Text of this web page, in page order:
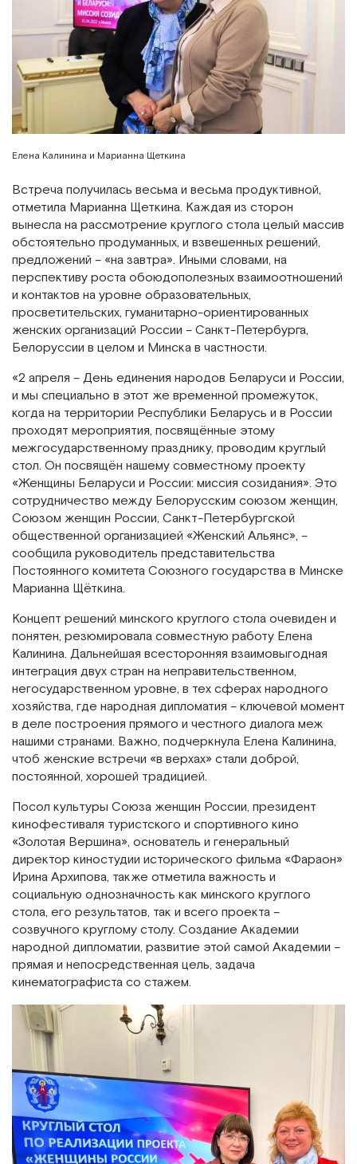
Елена Калинина и Марианна Щеткина
Встреча получилась весьма и весьма продуктивной,
отметила Марианна Щеткина. Каждая из сторон
вынесла на рассмотрение круглого стола целый массив
обстоятельно продуманных, и взвешенных решений,
предложений – «на завтра». Иными словами, на
перспективу роста обоюдополезных взаимоотношений
и контактов на уровне образовательных,
просветительских, гуманитарно-ориентированных
женских организаций России – Санкт-Петербурга,
Белоруссии в целом и Минска в частности.
«2 апреля – День единения народов Беларуси и России,
и мы специально в этот же временной промежуток,
когда на территории Республики Беларусь и в России
проходят мероприятия, посвящённые этому
межгосударственному празднику, проводим круглый
стол. Он посвящён нашему совместному проекту
«Женщины Беларуси и России: миссия созидания». Это
сотрудничество между Белорусским союзом женщин,
Союзом женщин России, Санкт-Петербургской
общественной организацией «Женский Альянс», –
сообщила руководитель представительства
Постоянного комитета Союзного государства в Минске
Марианна Щёткина.
Концепт решений минского круглого стола очевиден и
понятен, резюмировала совместную работу Елена
Калинина. Дальнейшая всесторонняя взаимовыгодная
интеграция двух стран на неправительственном,
негосударственном уровне, в тех сферах народного
хозяйства, где народная дипломатия – ключевой момент
в деле построения прямого и честного диалога меж
нашими странами. Важно, подчеркнула Елена Калинина,
чтоб женские встречи «в верхах» стали доброй,
постоянной, хорошей традицией.
Посол культуры Союза женщин России, президент
кинофестиваля туристского и спортивного кино
«Золотая Вершина», основатель и генеральный
директор киностудии исторического фильма «Фараон»
Ирина Архипова, также отметила важность и
социальную однозначность как минского круглого
стола, его результатов, так и всего проекта –
созвучного круглому столу. Создание Академии
народной дипломатии, развитие этой самой Академии –
прямая и непосредственная цель, задача
кинематографиста со стажем.